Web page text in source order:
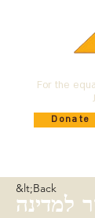
For the
Donate
&lt;Back
למדינה